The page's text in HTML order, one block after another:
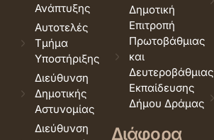
Ανάπτυξης
Αυτοτελές
Τμήμα
Υποστήριξης
Διεύθυνση
Δημοτικής
Αστυνομίας
Διεύθυνση
Δημοτική
Επιτροπή
Πρωτοβάθμιας
και
Δευτεροβάθμιας
Εκπαίδευσης
Δήμου Δράμας
Διάφορα